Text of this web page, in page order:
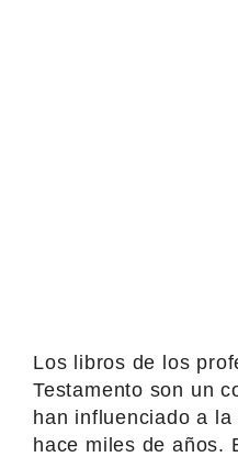
Los libros de los
Testamento son un
han influenciado a
hace miles de años.